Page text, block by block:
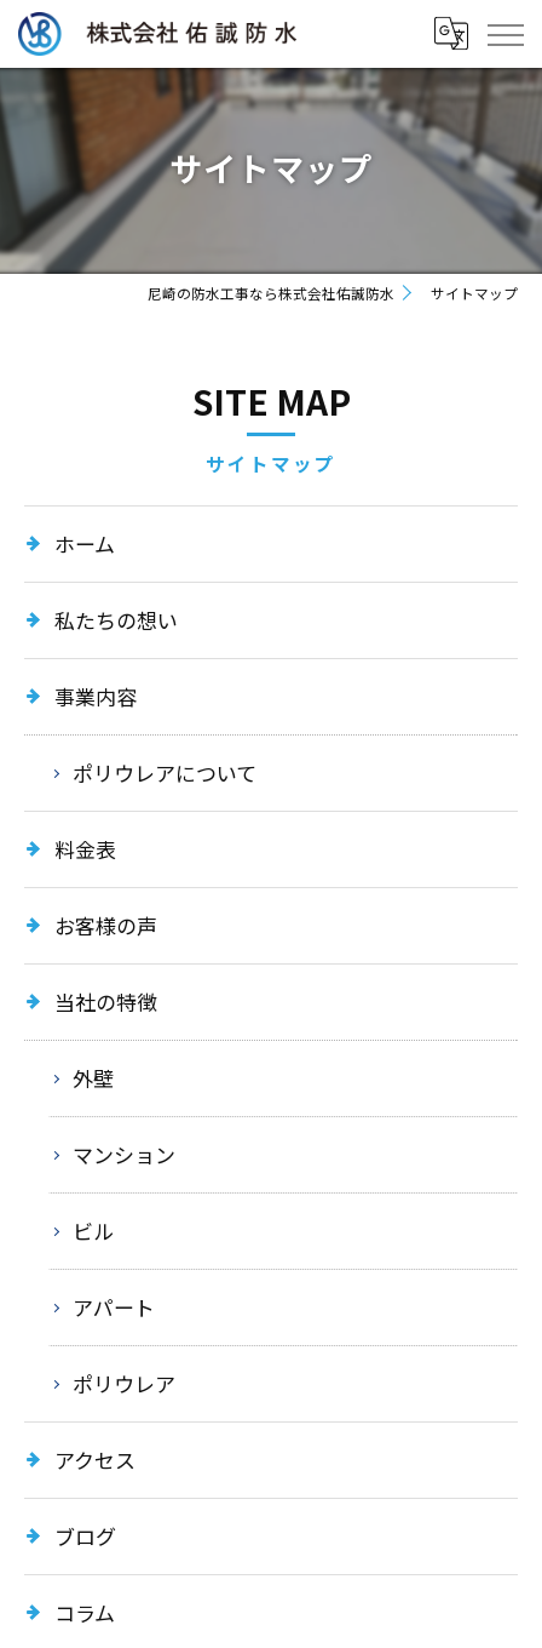
サイトマップ
尼崎の防水工事なら株式会社佑誠防水 サイトマップ
サイトマップ
SITE MAP
ホーム
私たちの想い
事業内容
ポリウレアについて
料金表
お客様の声
当社の特徴
外壁
マンション
ビル
アパート
ポリウレア
アクセス
ブログ
コラム